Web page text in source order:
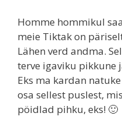
Homme hommikul
meie Tiktak on
Lähen verd andma.
terve igaviku pikkune
Eks ma kardan
osa sellest puslest,
pöidlad pihku, eks! 🙂